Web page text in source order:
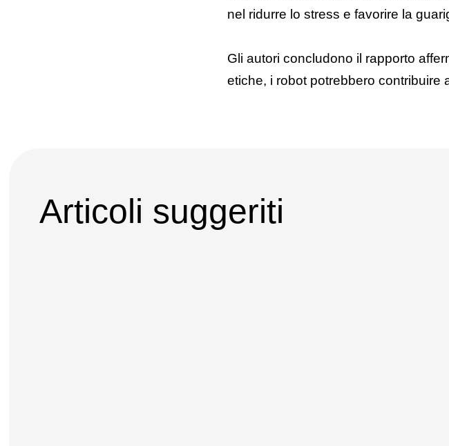
nel ridurre lo stress e favorire la
Gli autori concludono il rapporto
etiche, i robot potrebbero contribuire
Articoli suggeriti